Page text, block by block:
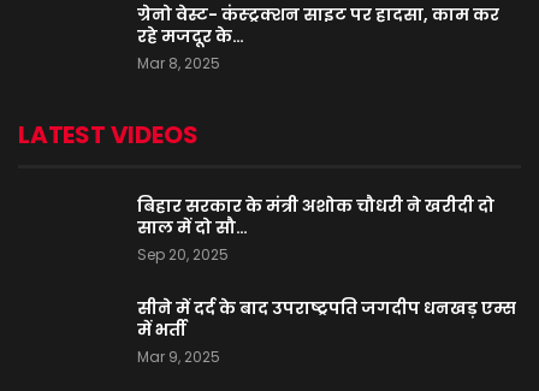
ग्रेनो वेस्ट- कंस्ट्रक्शन साइट पर हादसा, काम कर
रहे मजदूर के…
Mar 8, 2025
LATEST VIDEOS
बिहार सरकार के मंत्री अशोक चौधरी ने खरीदी दो
साल में दो सौ…
Sep 20, 2025
सीने में दर्द के बाद उपराष्ट्रपति जगदीप धनखड़ एम्स
में भर्ती
Mar 9, 2025